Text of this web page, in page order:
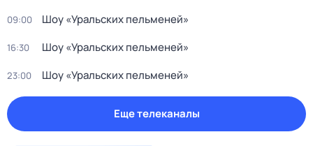
09:00 Шоу «Уральских пельменей»
16:30 Шоу «Уральских пельменей»
23:00 Шоу «Уральских пельменей»
Еще телеканалы